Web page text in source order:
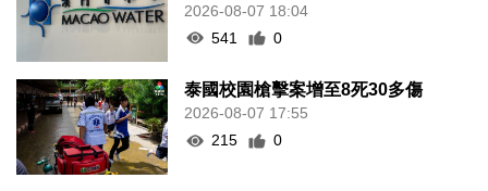
2026-08-07 18:04
541
0
泰國校園槍擊案增至8死30多傷
2026-08-07 17:55
215
0